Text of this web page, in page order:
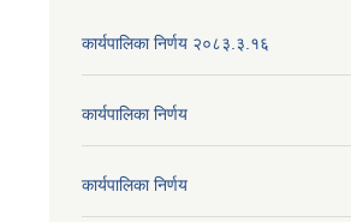
कार्यपालिका निर्णय २०८३.३.१६
कार्यपालिका निर्णय
कार्यपालिका निर्णय